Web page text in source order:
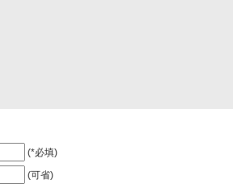
(*必填)
(可省)